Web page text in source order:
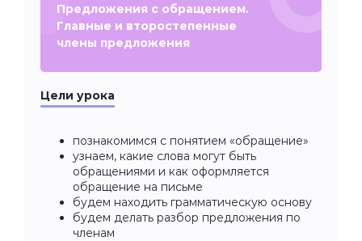
Предложения с обращением.
Главные и второстепенные
члены предложения
Цели урока
познакомимся с понятием «обращение»
узнаем, какие слова могут быть
обращениями и как оформляется
обращение на письме
будем находить грамматическую основу
будем делать разбор предложения по
членам